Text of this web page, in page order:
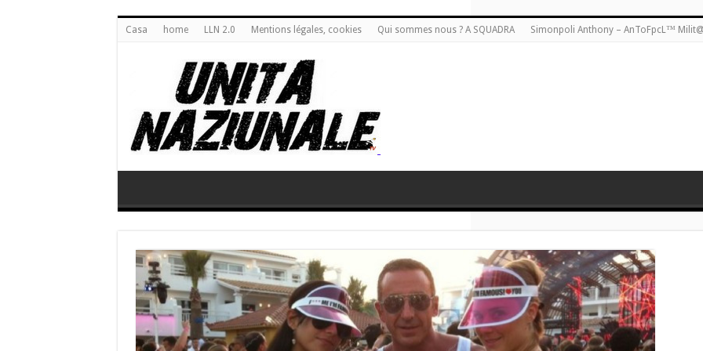
Casa home LLN 2.0 Mentions légales, cookies Qui sommes nous ? A SQUADRA Simonpoli Anthony – AnToFpcL™